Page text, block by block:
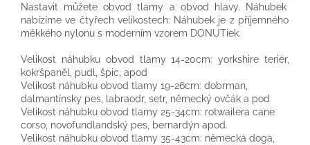
Nastavit můžete obvod tlamy a obvod hlavy. Náhubek
nabízíme ve čtyřechvelikostech: Náhubek je zpříjemného
měkkého nylonu s moderním vzorem DONUTiek.
Velikost náhubkuobvod tlamy 14-20cm: yorkshire teriér,
kokršpaněl,
pudl, špic, apod
Velikost náhubku obvod tlamy 19-26cm: dobrman,
dalmantínsky pes, labraodr, setr, německý ovčák a pod
Velikost náhubku obvod tlamy 25-34cm: rotwailera cane
corso, novofundlandský pes, bernardýn apod.
Velikost náhubku obvod tlamy 35-43cm: německá doga,